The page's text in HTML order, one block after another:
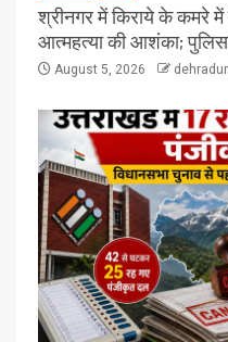
श्रीनगर में किराये के कमरे में
आत्महत्या की आशंका;
August 5, 2026